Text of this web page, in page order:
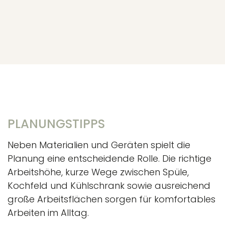
PLANUNGSTIPPS
Neben Materialien und Geräten spielt die
Planung eine entscheidende Rolle. Die richtige
Arbeitshöhe, kurze Wege zwischen Spüle,
Kochfeld und Kühlschrank sowie ausreichend
große Arbeitsflächen sorgen für komfortables
Arbeiten im Alltag.